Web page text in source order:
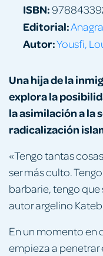
Una hija de la
explora la
la asimilación a la
radicalización
«Tengo tantas
ser más culto.
barbarie, tengo que
autor argelino
En un momento en
empieza a penetrar
ISBN:
Editorial:
Autor:Yousfi,